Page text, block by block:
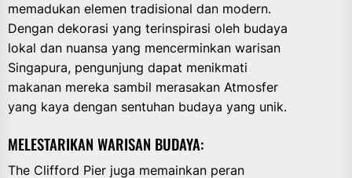
memadukan elemen tradisional dan modern.
Dengan dekorasi yang terinspirasi oleh budaya
lokal dan nuansa yang mencerminkan warisan
Singapura, pengunjung dapat menikmati
makanan mereka sambil merasakan Atmosfer
yang kaya dengan sentuhan budaya yang unik.
MELESTARIKAN WARISAN BUDAYA:
The Clifford Pier juga memainkan peran